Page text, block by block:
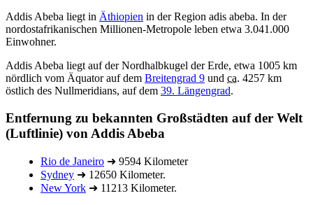
Addis Abeba liegt in Äthiopien in der Region adis abeba. In der
nordostafrikanischen Millionen-Metropole leben etwa 3.041.000
Einwohner.
Addis Abeba liegt auf der Nordhalbkugel der Erde, etwa 1005 km
nördlich vom Äquator auf dem Breitengrad 9 und ca. 4257 km
östlich des Nullmeridians, auf dem 39. Längengrad.
Entfernung zu bekannten Großstädten auf der Welt
(Luftlinie) von Addis Abeba
Rio de Janeiro ➜ 9594 Kilometer
Sydney ➜ 12650 Kilometer.
New York ➜ 11213 Kilometer.